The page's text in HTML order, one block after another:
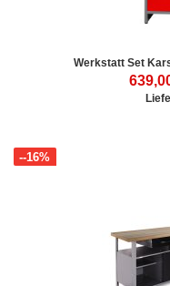
Werkstatt Set
--16%